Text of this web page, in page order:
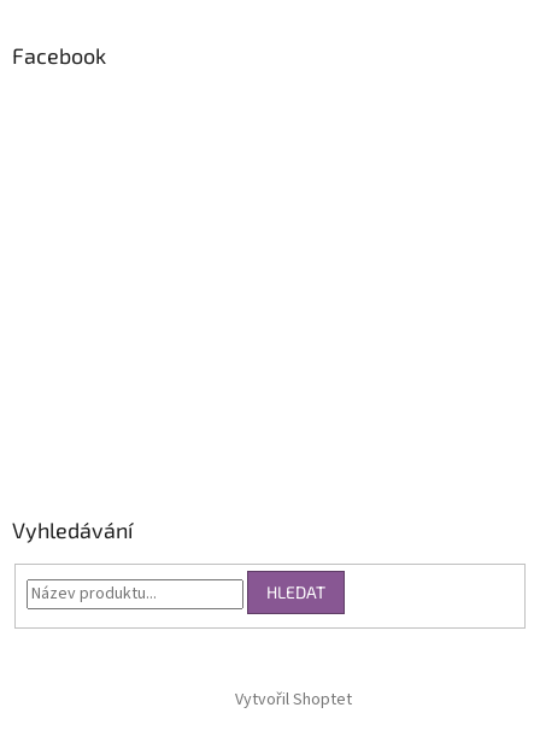
Facebook
Vyhledávání
HLEDAT
Vytvořil Shoptet